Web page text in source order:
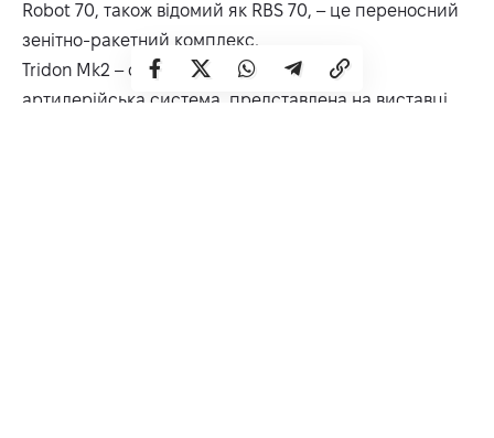
Robot 70, також відомий як RBS 70, – це переносний
зенітно-ракетний комплекс,
Tridon Mk2 – сучасна самохідна зенітно-
артилерійська система, представлена на виставці